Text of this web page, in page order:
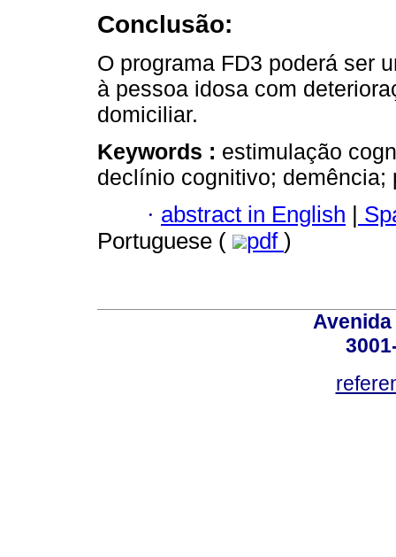
Conclusão:
O programa FD3 poderá ser
à pessoa idosa com
domiciliar.
Keywords : estimulação
declínio cognitivo; demência;
· abstract in English
Portuguese (
pdf )